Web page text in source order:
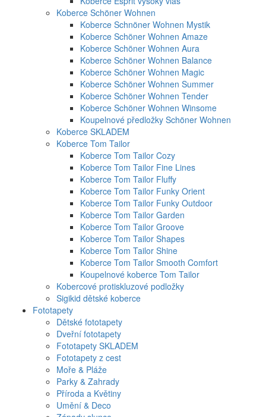
Koberce Schöner Wohnen
Koberce Schnöner Wohnen Mystik
Koberce Schöner Wohnen Amaze
Koberce Schöner Wohnen Aura
Koberce Schöner Wohnen Balance
Koberce Schöner Wohnen Magic
Koberce Schöner Wohnen Summer
Koberce Schöner Wohnen Tender
Koberce Schöner Wohnen Winsome
Koupelnové předložky Schöner Wohnen
Koberce SKLADEM
Koberce Tom Tailor
Koberce Tom Tailor Cozy
Koberce Tom Tailor Fine Lines
Koberce Tom Tailor Fluffy
Koberce Tom Tailor Funky Orient
Koberce Tom Tailor Funky Outdoor
Koberce Tom Tailor Garden
Koberce Tom Tailor Groove
Koberce Tom Tailor Shapes
Koberce Tom Tailor Shine
Koberce Tom Tailor Smooth Comfort
Koupelnové koberce Tom Tailor
Kobercové protiskluzové podložky
Sigikid dětské koberce
Fototapety
Dětské fototapety
Dveřní fototapety
Fototapety SKLADEM
Fototapety z cest
Moře & Pláže
Parky & Zahrady
Příroda a Květiny
Umění & Deco